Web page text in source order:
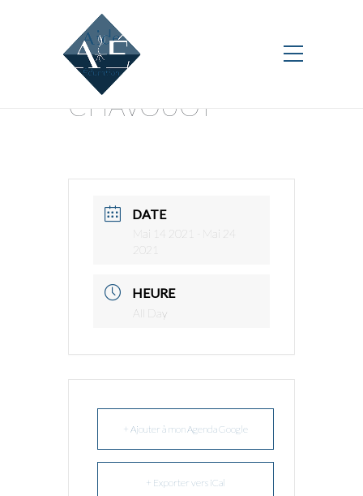
CHAVOUOT
DATE
Mai 14 2021
- Mai 24
HEURE
All Day
+ Ajouter à mon Agenda Google
+ Exporter vers iCal